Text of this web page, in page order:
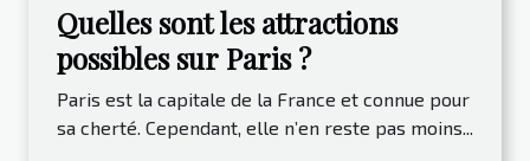
Quelles sont les attractions
possibles sur Paris ?
Paris est la capitale de la France et connue pour
sa cherté. Cependant, elle n’en reste pas moins...